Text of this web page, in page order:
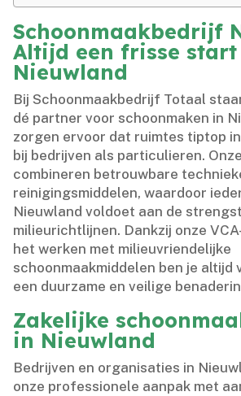
Schoonmaakbedrijf
Altijd een frisse
Nieuwland
Bij Schoonmaakbedrijf Totaal
dé partner voor schoonmaken in
zorgen ervoor dat ruimtes tiptop
bij bedrijven als particulieren.​
combineren betrouwbare
reinigingsmiddelen, waardoor
Nieuwland voldoet aan de
milieurichtlijnen.​ Dankzij onze
het werken met milieuvriendelijke
schoonmaakmiddelen ben je altijd
een duurzame en veilige
Zakelijke
in Nieuwland
Bedrijven en organisaties in
onze professionele aanpak met